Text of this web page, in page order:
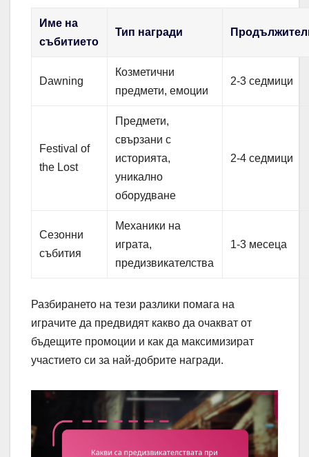
Име на
събитието
Тип награди
Dawning
Козметични
предмети, емоции
2-3 седмици
Festival of
the Lost
Предмети,
свързани с
историята,
уникално
оборудване
2-4 седмици
Сезонни
събития
Механики на
играта,
предизвикателства
1-3 месеца
Разбирането на тези разлики помага на
играчите да предвидят какво да очакват от
бъдещите промоции и как да максимизират
участието си за най-добрите награди.